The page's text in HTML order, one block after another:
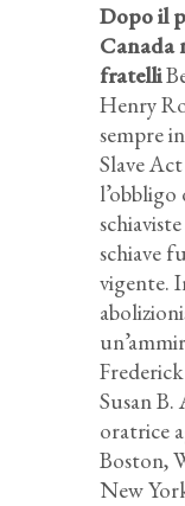
Dopo il
Canada
fratelli
Henry
sempre
Slave
schiave
vigente.
Susan
oratrice
Boston,
New